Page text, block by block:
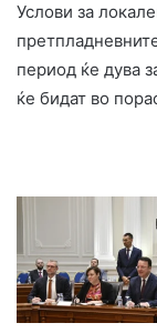
Услови за
период ќе дува
ќе бидат во